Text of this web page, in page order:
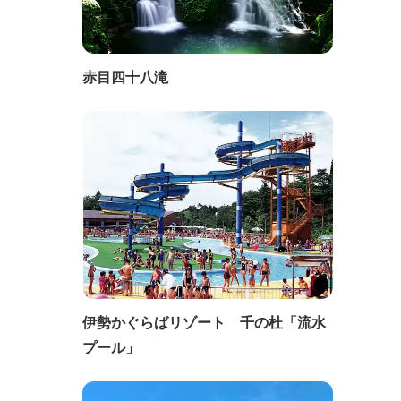
赤目四十八滝
伊勢かぐらばリゾート 千の杜「流水
プール」